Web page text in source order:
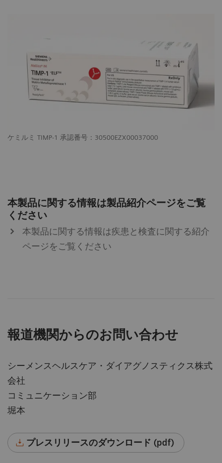
ケミルミ TIMP-1 承認番号：30500EZX00037000
本製品に関する情報は製品紹介ページをご覧
ください
本製品に関する情報は疾患と検査に関する紹介
ページをご覧ください
報道機関からのお問い合わせ
シーメンスヘルスケア・ダイアグノスティクス株式
会社
コミュニケーション部
堀本
プレスリリースのダウンロード (pdf)